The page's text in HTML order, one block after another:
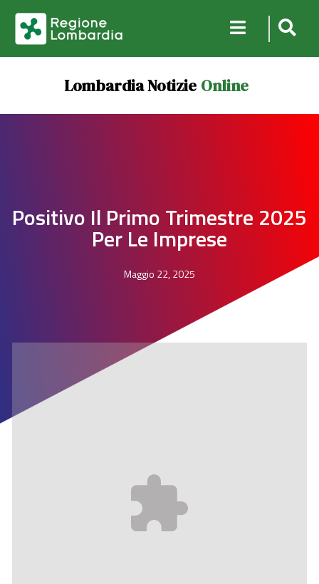
Lombardia Notizie Online
Positivo Il Primo Trimestre 2025
Per Le Imprese
Maggio 22, 2025